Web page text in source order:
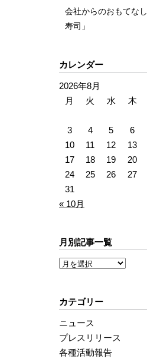
会社からのおもてな
寿司」
カレンダー
2026年8月
月
火 水 木
3
4 5 6
10
11 12 13
17
18 19 20
24
25 26 27
31
« 10月
月別記事一覧
カテゴリー
ニュース
プレスリリース
各種活動報告